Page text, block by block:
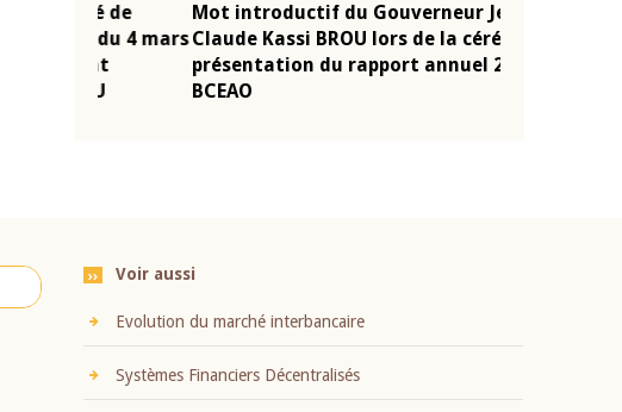
Mot introductif du Gouverneur Jean-
Claude Kassi BROU lors de la cérémonie de
présentation du rapport annuel 2025 de la
BCEAO
Allocution
Politique
2026,
Voir aussi
Evolution du marché interbancaire
Systèmes Financiers Décentralisés